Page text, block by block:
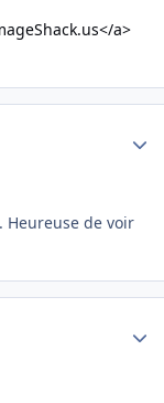
Heureuse de voir